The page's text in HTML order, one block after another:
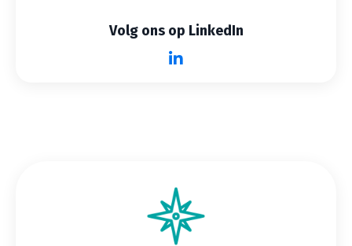
Volg ons op LinkedIn